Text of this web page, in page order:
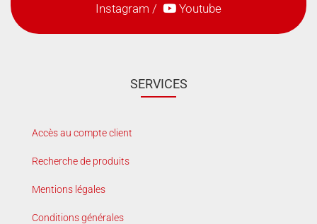
Instagram / Youtube
SERVICES
Accès au compte client
Recherche de produits
Mentions légales
Conditions générales